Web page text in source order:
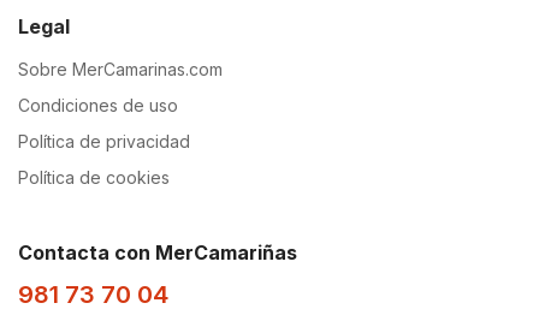
Legal
Sobre MerCamarinas.com
Condiciones de uso
Política de privacidad
Política de cookies
Contacta con MerCamariñas
981 73 70 04